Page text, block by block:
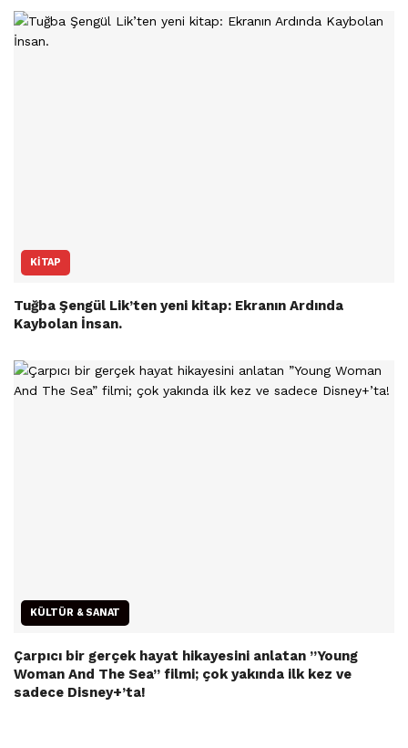
KITAP
Tuğba Şengül Lik’ten yeni kitap: Ekranın Ardında
Kaybolan İnsan.
KÜLTÜR & SANAT
Çarpıcı bir gerçek hayat hikayesini anlatan ”Young
Woman And The Sea” filmi; çok yakında ilk kez ve
sadece Disney+’ta!